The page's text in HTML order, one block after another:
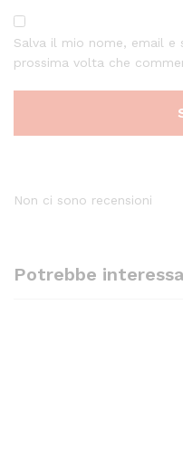
Salva il mio nome, email
prossima volta che
Non ci sono recensioni
Potrebbe